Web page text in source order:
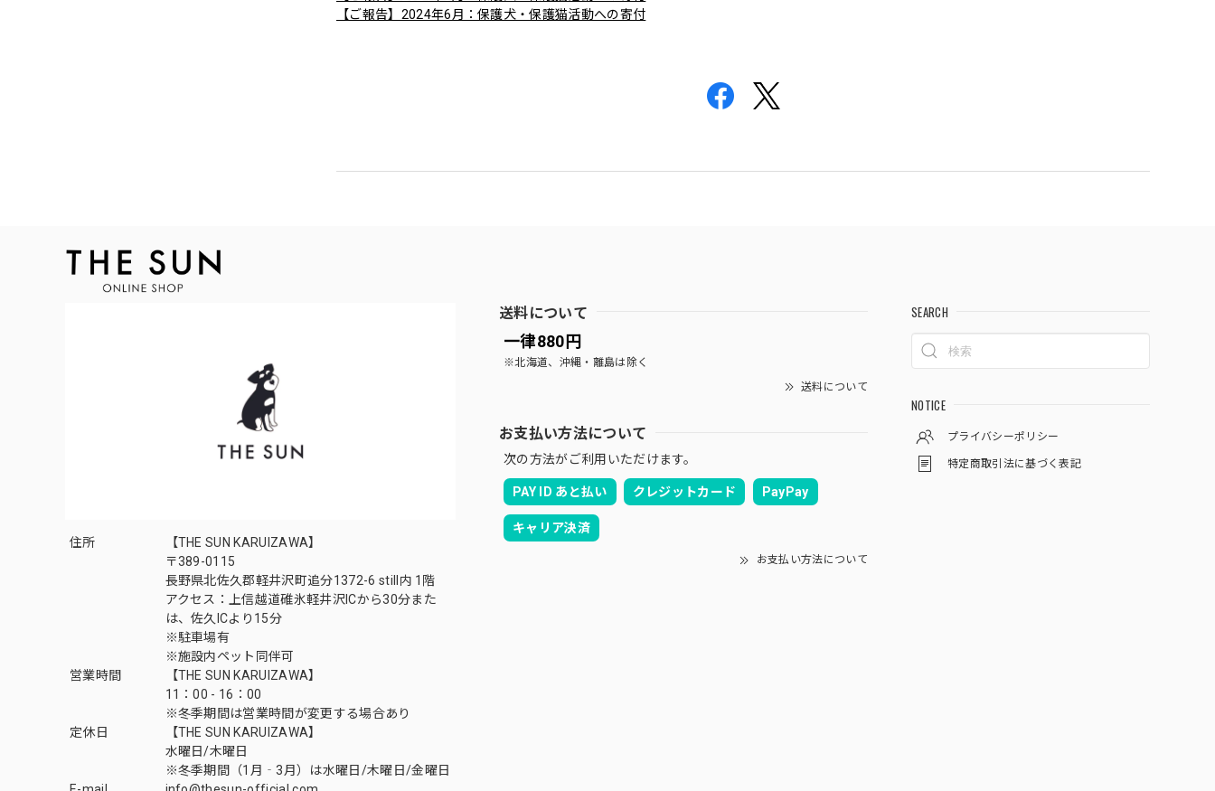
【ご報告】2024年6月：保護犬・保護猫活動への寄付
住所
【THE SUN KARUIZAWA】
〒389-0115
長野県北佐久郡軽井沢町追分1372-6 still内 1階
アクセス：上信越道碓氷軽井沢ICから30分また
は、佐久ICより15分
※駐車場有
※施設内ペット同伴可
営業時間
【THE SUN KARUIZAWA】
11：00 - 16：00
※冬季期間は営業時間が変更する場合あり
定休日
【THE SUN KARUIZAWA】
水曜日/木曜日
※冬季期間（1月‐3月）は水曜日/木曜日/金曜日
送料について
一律880円
※北海道、沖縄・離島は除く
送料について
お支払い方法について
次の方法がご利用いただけます。
PAY ID あと払い クレジットカード PayPay
キャリア決済
お支払い方法について
SEARCH
NOTICE
プライバシーポリシー
特定商取引法に基づく表記